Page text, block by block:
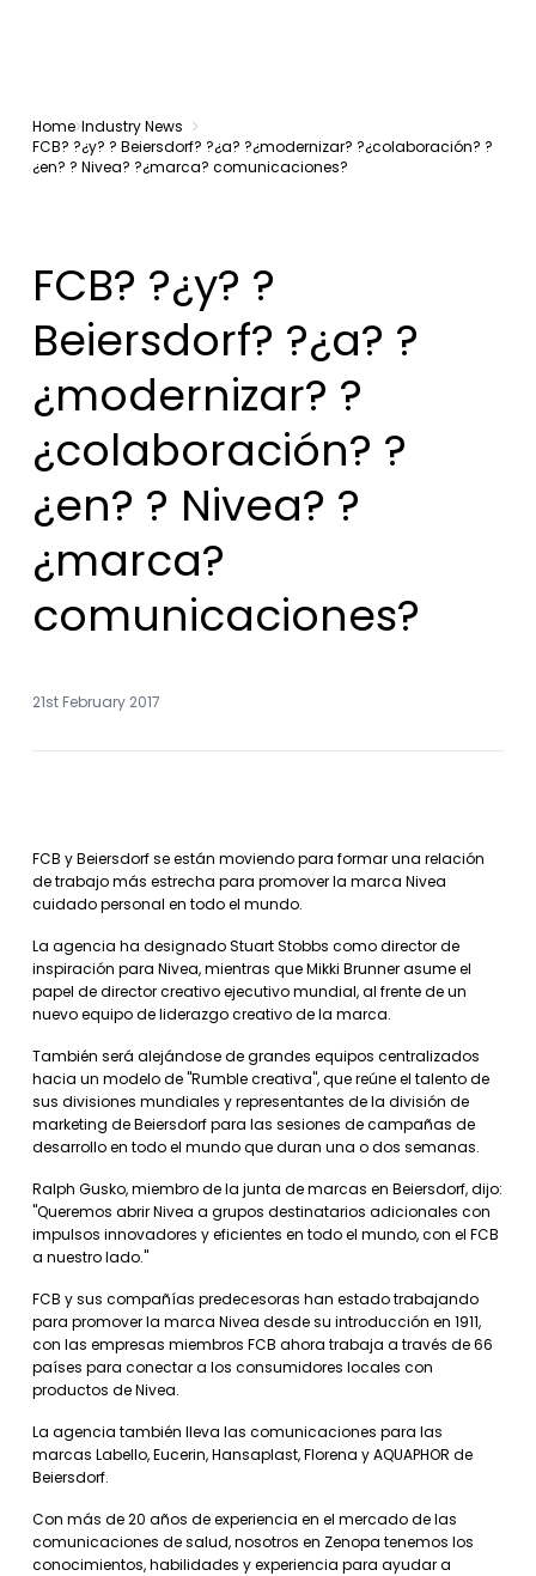
Home Industry News
FCB? ?¿y? ? Beiersdorf? ?¿a? ?¿modernizar? ?¿colaboración? ?
¿en? ? Nivea? ?¿marca? comunicaciones?
FCB? ?¿y? ?
Beiersdorf? ?¿a? ?
¿modernizar? ?
¿colaboración? ?
¿en? ? Nivea? ?
¿marca?
comunicaciones?
21st February 2017
FCB y Beiersdorf se están moviendo para formar una relación
de trabajo más estrecha para promover la marca Nivea
cuidado personal en todo el mundo.
La agencia ha designado Stuart Stobbs como director de
inspiración para Nivea, mientras que Mikki Brunner asume el
papel de director creativo ejecutivo mundial, al frente de un
nuevo equipo de liderazgo creativo de la marca.
También será alejándose de grandes equipos centralizados
hacia un modelo de "Rumble creativa", que reúne el talento de
sus divisiones mundiales y representantes de la división de
marketing de Beiersdorf para las sesiones de campañas de
desarrollo en todo el mundo que duran una o dos semanas.
Ralph Gusko, miembro de la junta de marcas en Beiersdorf, dijo:
"Queremos abrir Nivea a grupos destinatarios adicionales con
impulsos innovadores y eficientes en todo el mundo, con el FCB
a nuestro lado."
FCB y sus compañías predecesoras han estado trabajando
para promover la marca Nivea desde su introducción en 1911,
con las empresas miembros FCB ahora trabaja a través de 66
países para conectar a los consumidores locales con
productos de Nivea.
La agencia también lleva las comunicaciones para las
marcas Labello, Eucerin, Hansaplast, Florena y AQUAPHOR de
Beiersdorf.
Con más de 20 años de experiencia en el mercado de las
comunicaciones de salud, nosotros en Zenopa tenemos los
conocimientos, habilidades y experiencia para ayudar a